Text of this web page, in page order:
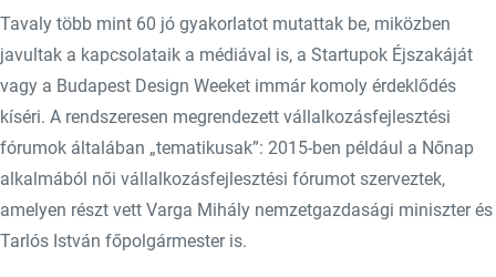
Tavaly több mint 60 jó gyakorlatot mutattak be, miközben
javultak a kapcsolataik a médiával is, a Startupok Éjszakáját
vagy a Budapest Design Weeket immár komoly érdeklődés
kíséri. A rendszeresen megrendezett vállalkozásfejlesztési
fórumok általában „tematikusak”: 2015-ben például a Nőnap
alkalmából női vállalkozásfejlesztési fórumot szerveztek,
amelyen részt vett Varga Mihály nemzetgazdasági miniszter és
Tarlós István főpolgármester is.